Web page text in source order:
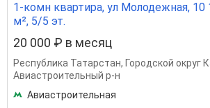
1-комн квартира, ул Молодежная, 10
м², 5/5 эт.
20 000 ₽ в месяц
Республика Татарстан, Городской округ
Авиастроительный р-н
Авиастроительная